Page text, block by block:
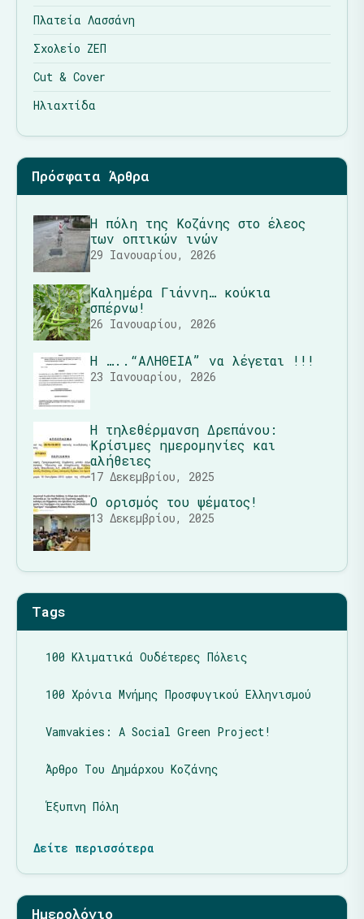
Πλατεία Λασσάνη
Σχολείο ΖΕΠ
Cut & Cover
Ηλιαχτίδα
Πρόσφατα Άρθρα
Η πόλη της Κοζάνης στο έλεος
των οπτικών ινών
29 Ιανουαρίου, 2026
Καλημέρα Γιάννη… κούκια
σπέρνω!
26 Ιανουαρίου, 2026
Η …..“ΑΛΗΘΕΙΑ” να λέγεται !!!
23 Ιανουαρίου, 2026
Η τηλεθέρμανση Δρεπάνου:
Κρίσιμες ημερομηνίες και
αλήθειες
17 Δεκεμβρίου, 2025
Ο ορισμός του ψέματος!
13 Δεκεμβρίου, 2025
Tags
100 Κλιματικά Ουδέτερες Πόλεις
100 Χρόνια Μνήμης Προσφυγικού Ελληνισμού
Vamvakies: A Social Green Project!
Άρθρο Του Δημάρχου Κοζάνης
Έξυπνη Πόλη
Δείτε περισσότερα
Ημερολόγιο